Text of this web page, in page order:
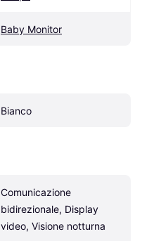
Baby Monitor
Bianco
Comunicazione
bidirezionale, Display
video, Visione notturna